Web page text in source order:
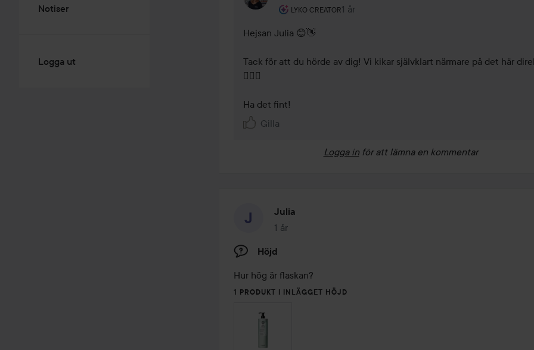
Notiser
Logga ut
LYKO CREATOR
Användarens roll: Lyko Creator.
1 år
Kommentaren lades 1 år
Hejsan Julia 😊👋
Tack för att du hörde av dig! Vi kikar självklart närmare på det här
🕵🏼‍♀️
Ha det fint!
Gilla
Logga in för att lämna en kommentar
Julia
1 år
Inlägget skapades 1 år
Höjd
Hur hög är flaskan?
1 PRODUKT I INLÄGGET HÖJD